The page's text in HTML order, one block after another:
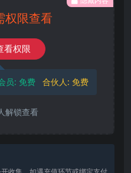
权限查看
看权限
员: 免费 合伙人: 免费
解锁查看